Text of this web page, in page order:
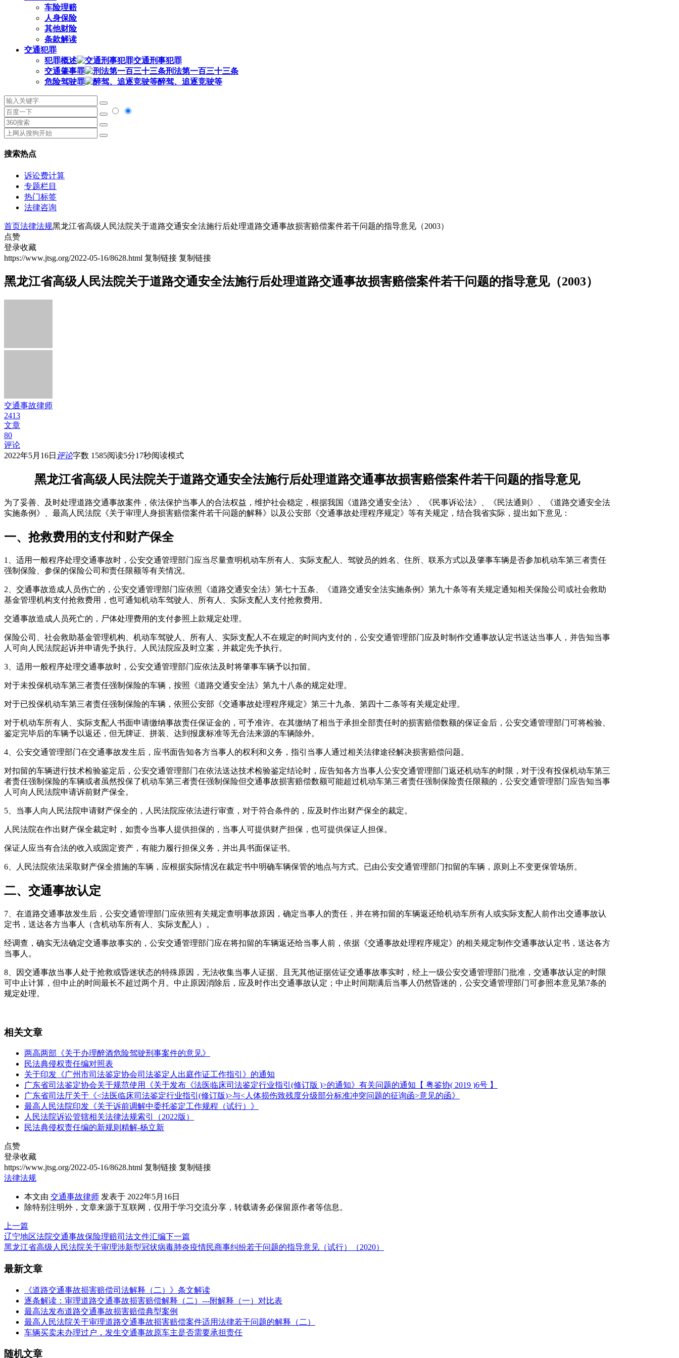
车险理赔
人身保险
其他财险
条款解读
交通犯罪
犯罪概述
交通刑事犯罪
交通肇事罪
刑法第一百三十三条
危险驾驶罪
醉驾、追逐竞驶等
搜索热点
诉讼费计算
专题栏目
热门标签
法律咨询
首页法律法规黑龙江省高级人民法院关于道路交通安全法施行后处理道路交通事故损害赔偿案件若干问题的指导意见（2003）
点赞
登录收藏
https://www.jtsg.org/2022-05-16/8628.html 复制链接 复制链接
黑龙江省高级人民法院关于道路交通安全法施行后处理道路交通事故损害赔偿案件若干问题的指导意见（2003）
交通事故律师
2413
文章
80
评论
2022年5月16日 评论字数 1585阅读5分17秒阅读模式
黑龙江省高级人民法院关于道路交通安全法施行后处理道路交通事故损害赔偿案件若干问题的指导意见
为了妥善、及时处理道路交通事故案件，依法保护当事人的合法权益，维护社会稳定，根据我国《道路交通安全法》、《民事诉讼法》、《民法通则》、《道路交通安全法
实施条例》、最高人民法院《关于审理人身损害赔偿案件若干问题的解释》以及公安部《交通事故处理程序规定》等有关规定，结合我省实际，提出如下意见：
一、抢救费用的支付和财产保全
1、适用一般程序处理交通事故时，公安交通管理部门应当尽量查明机动车所有人、实际支配人、驾驶员的姓名、住所、联系方式以及肇事车辆是否参加机动车第三者责任
强制保险、参保的保险公司和责任限额等有关情况。
2、交通事故造成人员伤亡的，公安交通管理部门应依照《道路交通安全法》第七十五条、《道路交通安全法实施条例》第九十条等有关规定通知相关保险公司或社会救助
基金管理机构支付抢救费用，也可通知机动车驾驶人、所有人、实际支配人支付抢救费用。
交通事故造成人员死亡的，尸体处理费用的支付参照上款规定处理。
保险公司、社会救助基金管理机构、机动车驾驶人、所有人、实际支配人不在规定的时间内支付的，公安交通管理部门应及时制作交通事故认定书送达当事人，并告知当事
人可向人民法院起诉并申请先予执行。人民法院应及时立案，并裁定先予执行。
3、适用一般程序处理交通事故时，公安交通管理部门应依法及时将肇事车辆予以扣留。
对于未投保机动车第三者责任强制保险的车辆，按照《道路交通安全法》第九十八条的规定处理。
对于已投保机动车第三者责任强制保险的车辆，依照公安部《交通事故处理程序规定》第三十九条、第四十二条等有关规定处理。
对于机动车所有人、实际支配人书面申请缴纳事故责任保证金的，可予准许。在其缴纳了相当于承担全部责任时的损害赔偿数额的保证金后，公安交通管理部门可将检验、
鉴定完毕后的车辆予以返还，但无牌证、拼装、达到报废标准等无合法来源的车辆除外。
4、公安交通管理部门在交通事故发生后，应书面告知各方当事人的权利和义务，指引当事人通过相关法律途径解决损害赔偿问题。
对扣留的车辆进行技术检验鉴定后，公安交通管理部门在依法送达技术检验鉴定结论时，应告知各方当事人公安交通管理部门返还机动车的时限，对于没有投保机动车第三
者责任强制保险的车辆或者虽然投保了机动车第三者责任强制保险但交通事故损害赔偿数额可能超过机动车第三者责任强制保险责任限额的，公安交通管理部门应告知当事
人可向人民法院申请诉前财产保全。
5、当事人向人民法院申请财产保全的，人民法院应依法进行审查，对于符合条件的，应及时作出财产保全的裁定。
人民法院在作出财产保全裁定时，如责令当事人提供担保的，当事人可提供财产担保，也可提供保证人担保。
保证人应当有合法的收入或固定资产，有能力履行担保义务，并出具书面保证书。
6、人民法院依法采取财产保全措施的车辆，应根据实际情况在裁定书中明确车辆保管的地点与方式。已由公安交通管理部门扣留的车辆，原则上不变更保管场所。
二、交通事故认定
7、在道路交通事故发生后，公安交通管理部门应依照有关规定查明事故原因，确定当事人的责任，并在将扣留的车辆返还给机动车所有人或实际支配人前作出交通事故认
定书，送达各方当事人（含机动车所有人、实际支配人）。
经调查，确实无法确定交通事故事实的，公安交通管理部门应在将扣留的车辆返还给当事人前，依据《交通事故处理程序规定》的相关规定制作交通事故认定书，送达各方
当事人。
8、因交通事故当事人处于抢救或昏迷状态的特殊原因，无法收集当事人证据、且无其他证据佐证交通事故事实时，经上一级公安交通管理部门批准，交通事故认定的时限
可中止计算，但中止的时间最长不超过两个月。中止原因消除后，应及时作出交通事故认定；中止时间期满后当事人仍然昏迷的，公安交通管理部门可参照本意见第7条的
规定处理。
相关文章
两高两部《关于办理醉酒危险驾驶刑事案件的意见》
民法典侵权责任编对照表
关于印发《广州市司法鉴定协会司法鉴定人出庭作证工作指引》的通知
广东省司法鉴定协会关于规范使用《关于发布《法医临床司法鉴定行业指引(修订版 )>的通知》有关问题的通知【 粤鉴协( 2019 )6号 】
广东省司法厅关于《<法医临床司法鉴定行业指引(修订版)>与<人体损伤致残度分级部分标准冲突问题的征询函>意见的函》
最高人民法院印发《关于诉前调解中委托鉴定工作规程（试行）》
人民法院诉讼管辖相关法律法规索引（2022版）
民法典侵权责任编的新规则精解-杨立新
点赞
登录收藏
https://www.jtsg.org/2022-05-16/8628.html 复制链接 复制链接
法律法规
本文由 交通事故律师 发表于 2022年5月16日
除特别注明外，文章来源于互联网，仅用于学习交流分享，转载请务必保留原作者等信息。
上一篇
辽宁地区法院交通事故保险理赔司法文件汇编下一篇
黑龙江省高级人民法院关于审理涉新型冠状病毒肺炎疫情民商事纠纷若干问题的指导意见（试行）（2020）
最新文章
《道路交通事故损害赔偿司法解释（二）》条文解读
逐条解读：审理道路交通事故损害赔偿解释（二）---附解释（一）对比表
最高法发布道路交通事故损害赔偿典型案例
最高人民法院关于审理道路交通事故损害赔偿案件适用法律若干问题的解释（二）
车辆买卖未办理过户，发生交通事故原车主是否需要承担责任
随机文章